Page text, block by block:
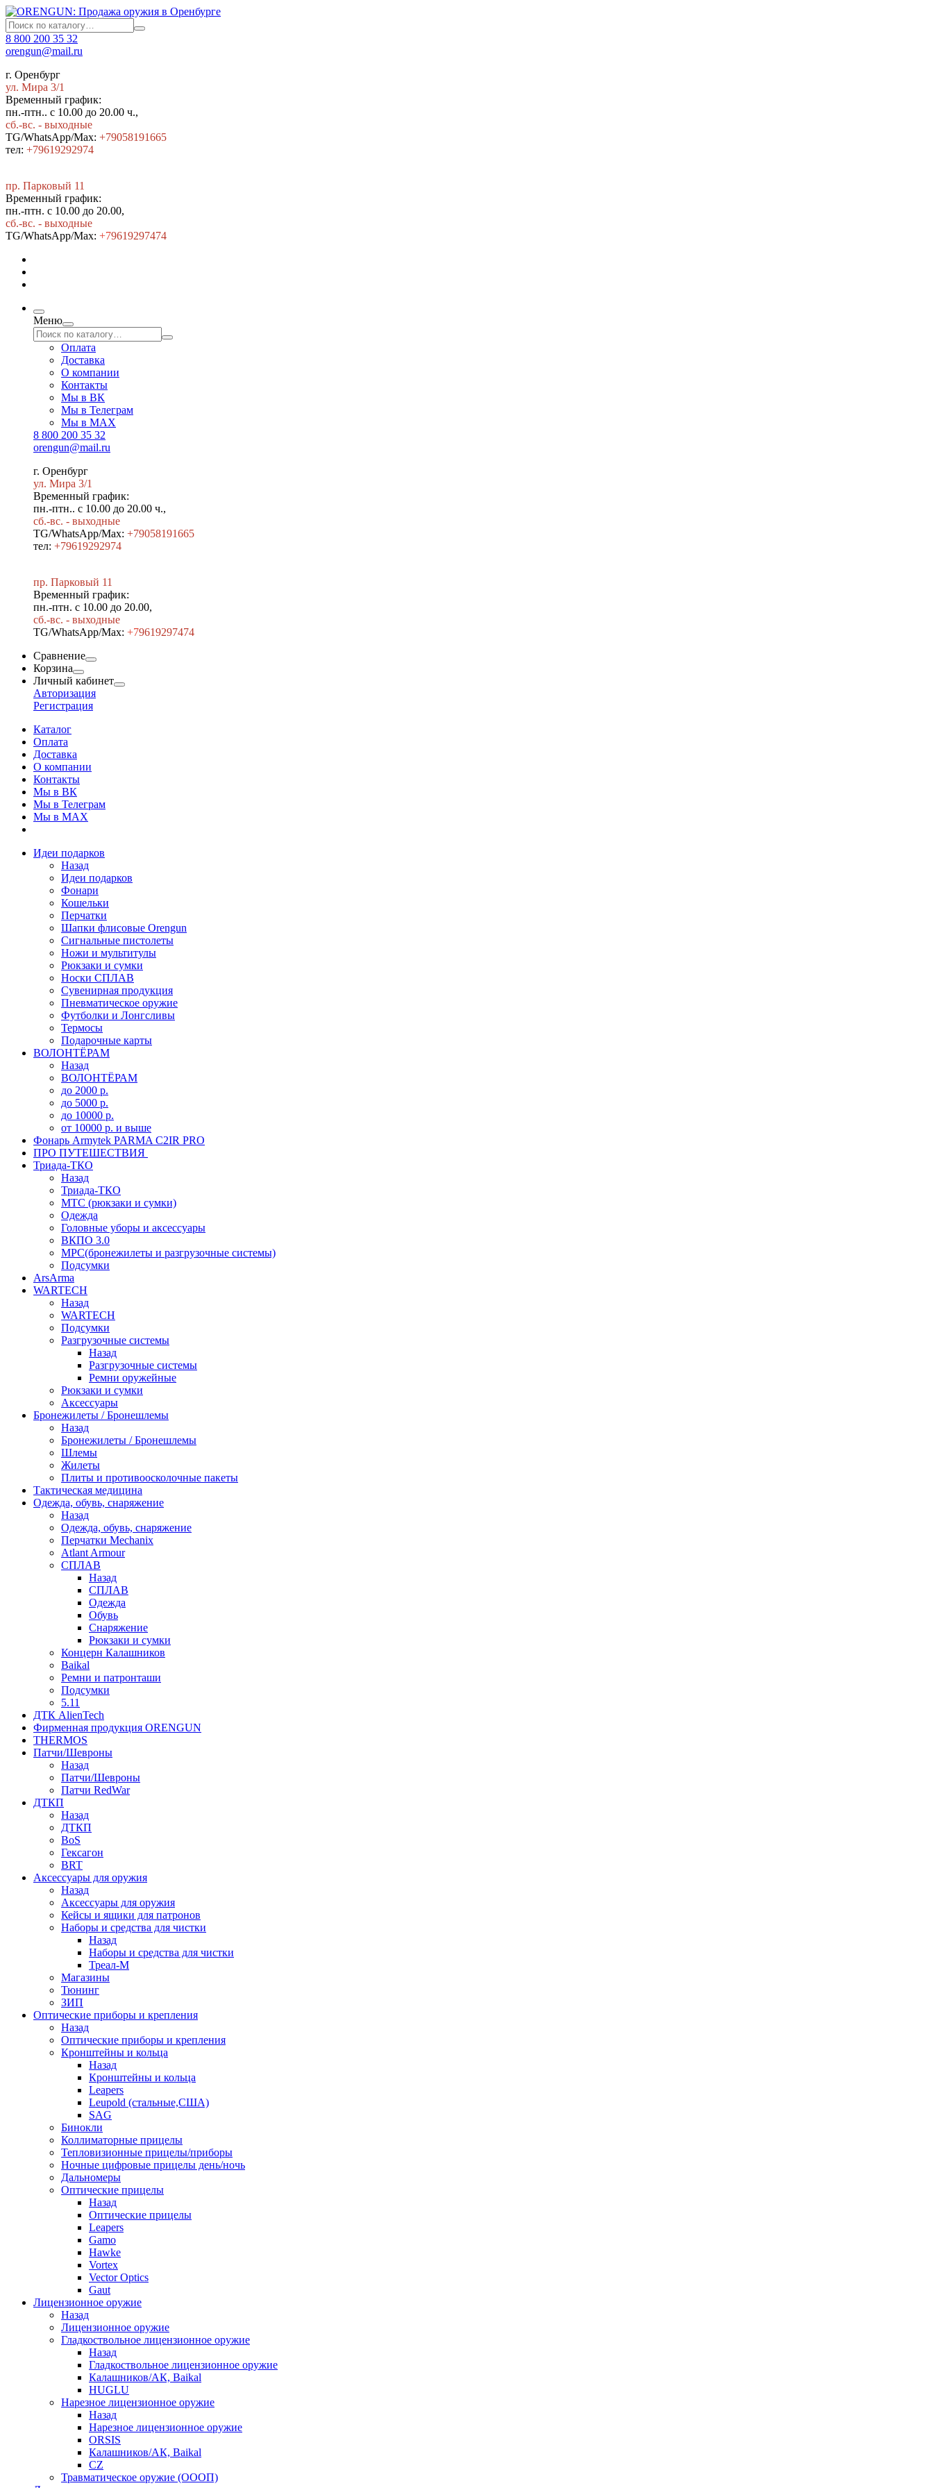
8 800 200 35 32
orengun@mail.ru
г. Оренбург
ул. Мира 3/1
Временный график:
пн.-птн.. с 10.00 до 20.00 ч.,
сб.-вс. - выходные
TG/WhatsApp/Max: +79058191665
тел: +79619292974
пр. Парковый 11
Временный график:
пн.-птн. с 10.00 до 20.00,
сб.-вс. - выходные
TG/WhatsApp/Max: +79619297474
Меню
Оплата
Доставка
О компании
Контакты
Мы в ВК
Мы в Телеграм
Мы в МAX
8 800 200 35 32
orengun@mail.ru
г. Оренбург
ул. Мира 3/1
Временный график:
пн.-птн.. с 10.00 до 20.00 ч.,
сб.-вс. - выходные
TG/WhatsApp/Max: +79058191665
тел: +79619292974
пр. Парковый 11
Временный график:
пн.-птн. с 10.00 до 20.00,
сб.-вс. - выходные
TG/WhatsApp/Max: +79619297474
Сравнение
Корзина
Личный кабинет
Авторизация
Регистрация
Каталог
Оплата
Доставка
О компании
Контакты
Мы в ВК
Мы в Телеграм
Мы в МAX
Идеи подарков
Назад
Идеи подарков
Фонари
Кошельки
Перчатки
Шапки флисовые Orengun
Сигнальные пистолеты
Ножи и мультитулы
Рюкзаки и сумки
Носки СПЛАВ
Сувенирная продукция
Пневматическое оружие
Футболки и Лонгсливы
Термосы
Подарочные карты
ВОЛОНТЁРАМ
Назад
ВОЛОНТЁРАМ
до 2000 р.
до 5000 р.
до 10000 р.
от 10000 р. и выше
Фонарь Armytek PARMA C2IR PRO
ПРО ПУТЕШЕСТВИЯ
Триада-ТКО
Назад
Триада-ТКО
МТС (рюкзаки и сумки)
Одежда
Головные уборы и аксессуары
ВКПО 3.0
МРС(бронежилеты и разгрузочные системы)
Подсумки
ArsArma
WARTECH
Назад
WARTECH
Подсумки
Разгрузочные системы
Назад
Разгрузочные системы
Ремни оружейные
Рюкзаки и сумки
Аксессуары
Бронежилеты / Бронешлемы
Назад
Бронежилеты / Бронешлемы
Шлемы
Жилеты
Плиты и противоосколочные пакеты
Тактическая медицина
Одежда, обувь, снаряжение
Назад
Одежда, обувь, снаряжение
Перчатки Mechanix
Atlant Armour
СПЛАВ
Назад
СПЛАВ
Одежда
Обувь
Снаряжение
Рюкзаки и сумки
Концерн Калашников
Baikal
Ремни и патронташи
Подсумки
5.11
ДТК AlienTech
Фирменная продукция ORENGUN
THERMOS
Патчи/Шевроны
Назад
Патчи/Шевроны
Патчи RedWar
ДТКП
Назад
ДТКП
BoS
Гексагон
BRT
Аксессуары для оружия
Назад
Аксессуары для оружия
Кейсы и ящики для патронов
Наборы и средства для чистки
Назад
Наборы и средства для чистки
Треал-М
Магазины
Тюнинг
ЗИП
Оптические приборы и крепления
Назад
Оптические приборы и крепления
Кронштейны и кольца
Назад
Кронштейны и кольца
Leapers
Leupold (стальные,США)
SAG
Бинокли
Коллиматорные прицелы
Тепловизионные прицелы/приборы
Ночные цифровые прицелы день/ночь
Дальномеры
Оптические прицелы
Назад
Оптические прицелы
Leapers
Gamo
Hawke
Vortex
Vector Optics
Gaut
Лицензионное оружие
Назад
Лицензионное оружие
Гладкоствольное лицензионное оружие
Назад
Гладкоствольное лицензионное оружие
Калашников/АК, Baikal
HUGLU
Нарезное лицензионное оружие
Назад
Нарезное лицензионное оружие
ORSIS
Калашников/АК, Baikal
CZ
Травматическое оружие (ОООП)